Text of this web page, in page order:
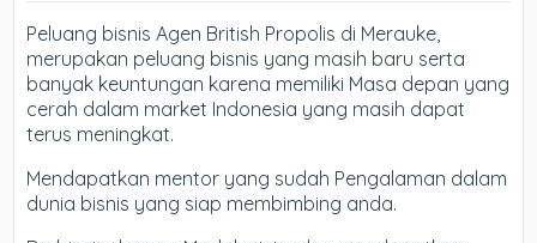
Peluang bisnis Agen British Propolis di Merauke,
merupakan peluang bisnis yang masih baru serta
banyak keuntungan karena memiliki Masa depan yang
cerah dalam market Indonesia yang masih dapat
terus meningkat.
Mendapatkan mentor yang sudah Pengalaman dalam
dunia bisnis yang siap membimbing anda.